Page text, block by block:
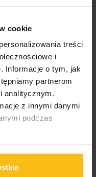
cookie
treści
i
Informacje o tym, jak
partnerom
analitycznym.
z innymi danymi
podczas
i witamina C
300 mg
mg witaminy Coraz
C pomaga w
wspierając
To połączenie